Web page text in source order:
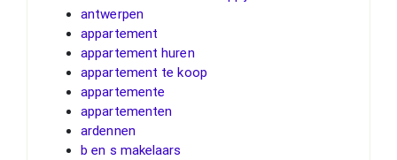
antwerpen
appartement
appartement huren
appartement te koop
appartemente
appartementen
ardennen
b en s makelaars